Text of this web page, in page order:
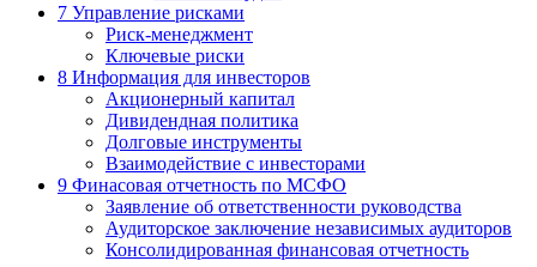
7 Управление рисками
Риск-менеджмент
Ключевые риски
8 Информация для инвесторов
Акционерный капитал
Дивидендная политика
Долговые инструменты
Взаимодействие с инвеcторами
9 Финасовая отчетность по МСФО
Заявление об ответственности руководства
Аудиторское заключение независимых аудиторов
Консолидированная финансовая отчетность